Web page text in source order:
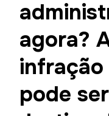
agora?
pode